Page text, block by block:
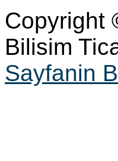
Copyright
Bilisim
Sayfanin